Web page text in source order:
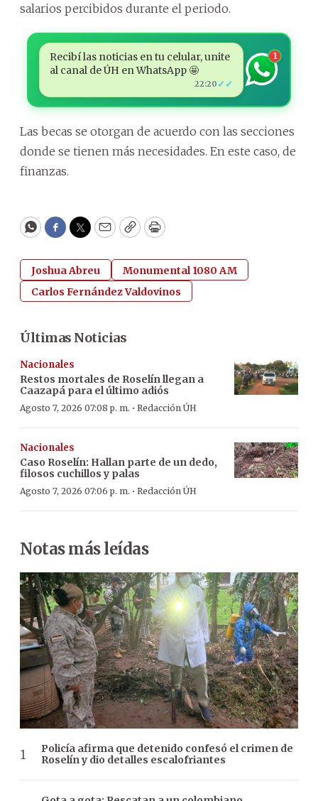
salarios percibidos durante el periodo.
Recibí las noticias en tu celular, unite
al canal de ÚH en WhatsApp 🤩
22:20 ✓✓
1
Las becas se otorgan de acuerdo con las secciones
donde se tienen más necesidades. En este caso, de
finanzas.
WhatsApp
Facebook
Twitter
EmailCopyPrint
Joshua Abreu
Monumental 1080 AM
Carlos Fernández Valdovinos
Últimas Noticias
Nacionales
Restos mortales de Roselín llegan a
Caazapá para el último adiós
Agosto 7, 2026 07:08 p. m. · Redacción ÚH
Nacionales
Caso Roselín: Hallan parte de un dedo,
filosos cuchillos y palas
Agosto 7, 2026 07:06 p. m. · Redacción ÚH
Notas más leídas
Policía afirma que detenido confesó el crimen de
Roselín y dio detalles escalofriantes